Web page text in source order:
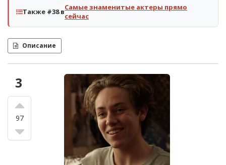
Также #38 вСамые знаменитые актеры прямо
сейчас
Описание
3
97